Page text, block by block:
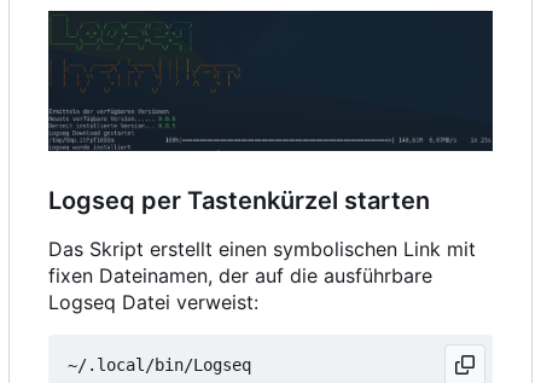
Logseq per Tastenkürzel starten
Das Skript erstellt einen symbolischen Link mit
fixen Dateinamen, der auf die ausführbare
Logseq Datei verweist: